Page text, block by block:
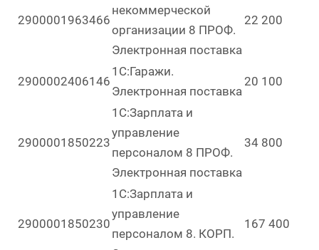
2900001963466
некоммерческой
организации 8 ПРОФ.
Электронная поставка
22 200
2900002406146
1С:Гаражи.
Электронная поставка
20 100
2900001850223
1С:Зарплата и
управление
персоналом 8 ПРОФ.
Электронная поставка
34 800
2900001850230
1С:Зарплата и
управление
персоналом 8. КОРП.
167 400